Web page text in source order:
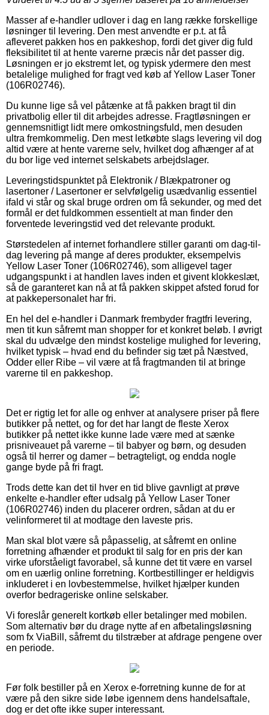
Masser af e-handler udlover i dag en lang række forskellige
løsninger til levering. Den mest anvendte er p.t. at få
afleveret pakken hos en pakkeshop, fordi det giver dig fuld
fleksibilitet til at hente varerne præcis når det passer dig.
Løsningen er jo ekstremt let, og typisk ydermere den mest
betalelige mulighed for fragt ved køb af Yellow Laser Toner
(106R02746).
Du kunne lige så vel påtænke at få pakken bragt til din
privatbolig eller til dit arbejdes adresse. Fragtløsningen er
gennemsnitligt lidt mere omkostningsfuld, men desuden
ultra fremkommelig. Den mest letkøbte slags levering vil dog
altid være at hente varerne selv, hvilket dog afhænger af at
du bor lige ved internet selskabets arbejdslager.
Leveringstidspunktet på Elektronik / Blækpatroner og
lasertoner / Lasertoner er selvfølgelig usædvanlig essentiel
ifald vi står og skal bruge ordren om få sekunder, og med det
formål er det fuldkommen essentielt at man finder den
forventede leveringstid ved det relevante produkt.
Størstedelen af internet forhandlere stiller garanti om dag-til-
dag levering på mange af deres produkter, eksempelvis
Yellow Laser Toner (106R02746), som alligevel tager
udgangspunkt i at handlen laves inden et givent klokkeslæt,
så de garanteret kan nå at få pakken skippet afsted forud for
at pakkepersonalet har fri.
En hel del e-handler i Danmark frembyder fragtfri levering,
men tit kun såfremt man shopper for et konkret beløb. I øvrigt
skal du udvælge den mindst kostelige mulighed for levering,
hvilket typisk – hvad end du befinder sig tæt på Næstved,
Odder eller Ribe – vil være at få fragtmanden til at bringe
varerne til en pakkeshop.
Det er rigtig let for alle og enhver at analysere priser på flere
butikker på nettet, og for det har langt de fleste Xerox
butikker på nettet ikke kunne lade være med at sænke
prisniveauet på varerne – til babyer og børn, og desuden
også til herrer og damer – betragteligt, og endda nogle
gange byde på fri fragt.
Trods dette kan det til hver en tid blive gavnligt at prøve
enkelte e-handler efter udsalg på Yellow Laser Toner
(106R02746) inden du placerer ordren, sådan at du er
velinformeret til at modtage den laveste pris.
Man skal blot være så påpasselig, at såfremt en online
forretning afhænder et produkt til salg for en pris der kan
virke uforståeligt favorabel, så kunne det tit være en varsel
om en uærlig online forretning. Kortbestillinger er heldigvis
inkluderet i en lovbestemmelse, hvilket hjælper kunden
overfor bedrageriske online selskaber.
Vi foreslår generelt kortkøb eller betalinger med mobilen.
Som alternativ bør du drage nytte af en afbetalingsløsning
som fx ViaBill, såfremt du tilstræber at afdrage pengene over
en periode.
Før folk bestiller på en Xerox e-forretning kunne de for at
være på den sikre side løbe igennem dens handelsaftale,
dog er det ofte ikke super interessant.